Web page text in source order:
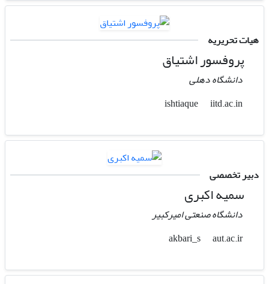
هیات تحریریه
پروفسور اشتیاق
دانشگاه دهلی
iitd.ac.in
دبیر تخصصی
سمیه اکبری
دانشگاه صنعتی امیرکبیر
akbari_s
aut.ac.ir